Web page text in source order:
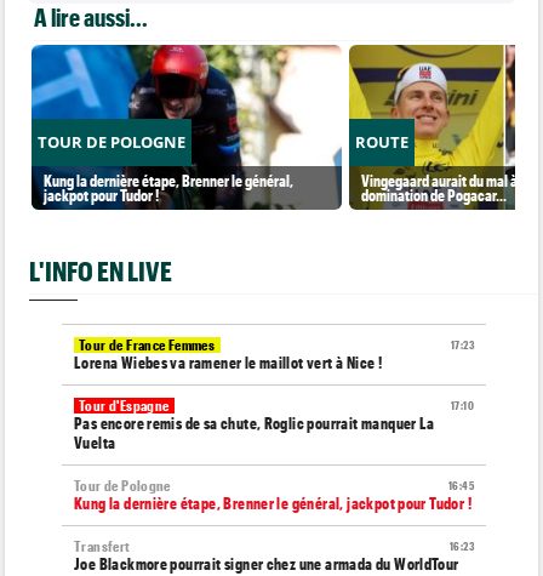
A lire aussi...
TOUR DE POLOGNE
Kung la dernière étape, Brenner le général,
jackpot pour Tudor !
ROUTE
Vingegaard aurait du mal à
domination de Pogacar...
L'INFO EN LIVE
17:23
Tour de France Femmes
Lorena Wiebes va ramener le maillot vert à Nice !
17:10
Tour d'Espagne
Pas encore remis de sa chute, Roglic pourrait manquer La
Vuelta
16:45
Tour de Pologne
Kung la dernière étape, Brenner le général, jackpot pour Tudor !
16:23
Transfert
Joe Blackmore pourrait signer chez une armada du WorldTour